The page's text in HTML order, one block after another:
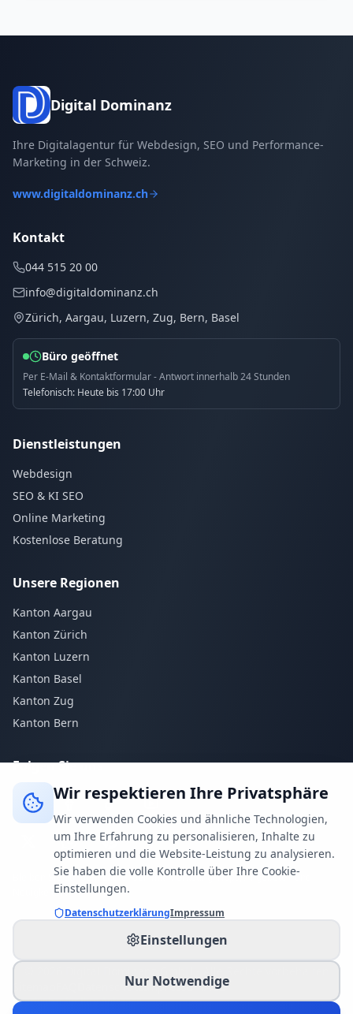
Digital Dominanz
Ihre Digitalagentur für Webdesign, SEO und Performance-
Marketing in der Schweiz.
www.digitaldominanz.ch
Kontakt
044 515 20 00
info@digitaldominanz.ch
Zürich, Aargau, Luzern, Zug, Bern, Basel
Büro geöffnet
Per E-Mail & Kontaktformular - Antwort innerhalb 24 Stunden
Telefonisch: Heute bis 17:00 Uhr
Dienstleistungen
Webdesign
SEO & KI SEO
Online Marketing
Kostenlose Beratung
Unsere Regionen
Kanton Aargau
Kanton Zürich
Kanton Luzern
Kanton Basel
Kanton Zug
Kanton Bern
Folgen Sie uns
Bleiben Sie auf dem Laufenden mit Marketing-Tipps, Angeboten und
Neuigkeiten.
DatenschutzImpressumAGB
Verfügbar für Ihre Anfragen
Wir respektieren Ihre Privatsphäre
Wir verwenden Cookies und ähnliche Technologien,
um Ihre Erfahrung zu personalisieren, Inhalte zu
optimieren und die Website-Leistung zu analysieren.
Sie haben die volle Kontrolle über Ihre Cookie-
Einstellungen.
DatenschutzerklärungImpressum
Einstellungen
Nur Notwendige